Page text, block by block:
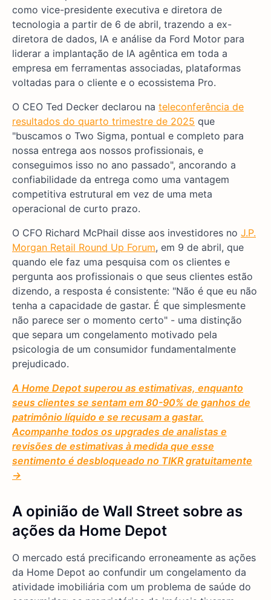
como vice-presidente executiva e diretora de
tecnologia a partir de 6 de abril, trazendo a ex-
diretora de dados, IA e análise da Ford Motor para
liderar a implantação de IA agêntica em toda a
empresa em ferramentas associadas, plataformas
voltadas para o cliente e o ecossistema Pro.
O CEO Ted Decker declarou na teleconferência de
resultados do quarto trimestre de 2025 que
"buscamos o Two Sigma, pontual e completo para
nossa entrega aos nossos profissionais, e
conseguimos isso no ano passado", ancorando a
confiabilidade da entrega como uma vantagem
competitiva estrutural em vez de uma meta
operacional de curto prazo.
O CFO Richard McPhail disse aos investidores no J.P.
Morgan Retail Round Up Forum, em 9 de abril, que
quando ele faz uma pesquisa com os clientes e
pergunta aos profissionais o que seus clientes estão
dizendo, a resposta é consistente: "Não é que eu não
tenha a capacidade de gastar. É que simplesmente
não parece ser o momento certo" - uma distinção
que separa um congelamento motivado pela
psicologia de um consumidor fundamentalmente
prejudicado.
A Home Depot superou as estimativas, enquanto
seus clientes se sentam em 80-90% de ganhos de
patrimônio líquido e se recusam a gastar.
Acompanhe todos os upgrades de analistas e
revisões de estimativas à medida que esse
sentimento é desbloqueado no TIKR gratuitamente
→
A opinião de Wall Street sobre as
ações da Home Depot
O mercado está precificando erroneamente as ações
da Home Depot ao confundir um congelamento da
atividade imobiliária com um problema de saúde do